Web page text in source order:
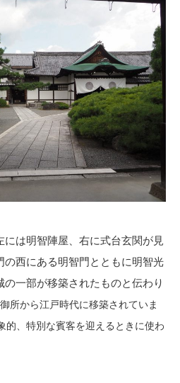
は明智陣屋、右に式台玄関が見
の西にある明智門とともに明智光
一部が移築されたものと伝わり
所から江戸時代に移築されていま
的、特別な賓客を迎えるときに使わ